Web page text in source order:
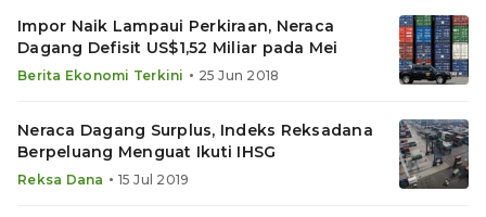
Impor Naik Lampaui Perkiraan, Neraca
Dagang Defisit US$1,52 Miliar pada Mei
Berita Ekonomi Terkini • 25 Jun 2018
Neraca Dagang Surplus, Indeks Reksadana
Berpeluang Menguat Ikuti IHSG
Reksa Dana • 15 Jul 2019